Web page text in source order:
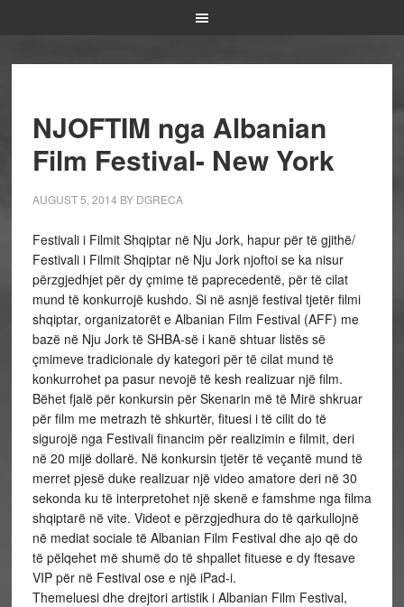
NJOFTIM nga Albanian
Film Festival- New York
AUGUST 5, 2014 BY DGRECA
Festivali i Filmit Shqiptar në Nju Jork, hapur për të gjithë/
Festivali i Filmit Shqiptar në Nju Jork njoftoi se ka nisur
përzgjedhjet për dy çmime të paprecedentë, për të cilat
mund të konkurrojë kushdo. Si në asnjë festival tjetër filmi
shqiptar, organizatorët e Albanian Film Festival (AFF) me
bazë në Nju Jork të SHBA-së i kanë shtuar listës së
çmimeve tradicionale dy kategori për të cilat mund të
konkurrohet pa pasur nevojë të kesh realizuar një film.
Bëhet fjalë për konkursin për Skenarin më të Mirë shkruar
për film me metrazh të shkurtër, fituesi i të cilit do të
sigurojë nga Festivali financim për realizimin e filmit, deri
në 20 mijë dollarë. Në konkursin tjetër të veçantë mund të
merret pjesë duke realizuar një video amatore deri në 30
sekonda ku të interpretohet një skenë e famshme nga filma
shqiptarë në vite. Videot e përzgjedhura do të qarkullojnë
në mediat sociale të Albanian Film Festival dhe ajo që do
të pëlqehet më shumë do të shpallet fituese e dy ftesave
VIP për në Festival ose e një iPad-i.
Themeluesi dhe drejtori artistik i Albanian Film Festival,